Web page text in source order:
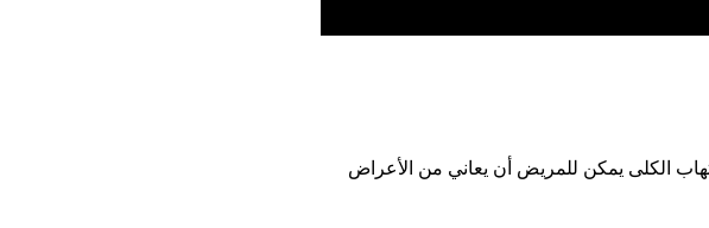
الكلى يمكن للمريض أن يعاني من الأعراض